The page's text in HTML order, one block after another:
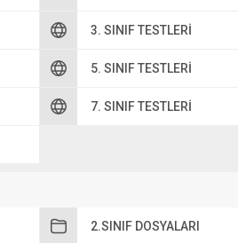
3. SINIF TESTLERI
5. SINIF TESTLERI
7. SINIF TESTLERI
2.SINIF DOSYALARI